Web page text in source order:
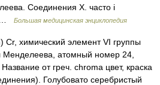
Соединения X. часто i
…
Большая медицинская энциклопедия
Cr, химический элемент VI группы
Менделеева, атомный номер 24,
от греч. chroma цвет, краска
Голубовато серебристый